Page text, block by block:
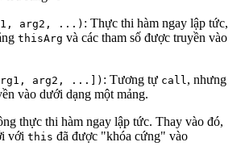
arg2, ...) : Thực thi hàm ngay lập tức,
thisArg và các tham số được truyền vào
arg2, ...]) : Tương tự call, nhưng
vào dưới dạng một mảng.
thực thi hàm ngay lập tức. Thay vào đó,
với this đã được "khóa cứng" vào